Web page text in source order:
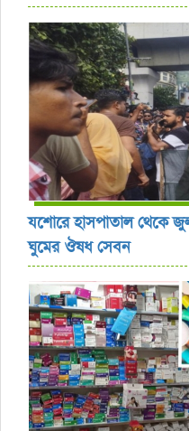
যশোরে হাসপাতাল থেকে
ঘুমের ঔষধ সেবন